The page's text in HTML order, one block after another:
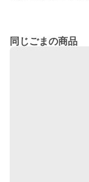
同じごまの商品